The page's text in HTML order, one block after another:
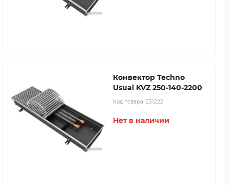
Конвектор Techno
Usual KVZ 250-140-2200
Код товара: 231222
Нет в наличии